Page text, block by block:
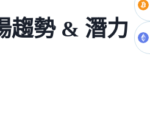
趨勢 & 潛力